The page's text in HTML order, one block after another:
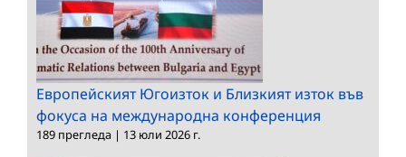
Европейският Югоизток и Близкият изток във
фокуса на международна конференция
189 прегледа | 13 юли 2026 г.